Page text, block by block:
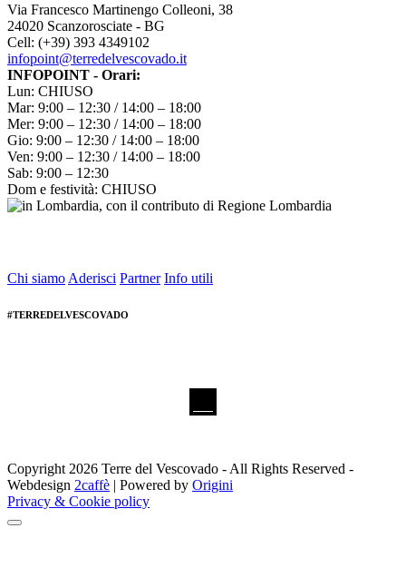
Via Francesco Martinengo Colleoni, 38
24020 Scanzorosciate - BG
Cell: (+39) 393 4349102
infopoint@terredelvescovado.it
INFOPOINT - Orari:
Lun: CHIUSO
Mar: 9:00 – 12:30 / 14:00 – 18:00
Mer: 9:00 – 12:30 / 14:00 – 18:00
Gio: 9:00 – 12:30 / 14:00 – 18:00
Ven: 9:00 – 12:30 / 14:00 – 18:00
Sab: 9:00 – 12:30
Dom e festività: CHIUSO
Chi siamo Aderisci Partner Info utili
#TERREDELVESCOVADO
Copyright 2026 Terre del Vescovado - All Rights Reserved -
Webdesign 2caffè | Powered by Origini
Privacy & Cookie policy